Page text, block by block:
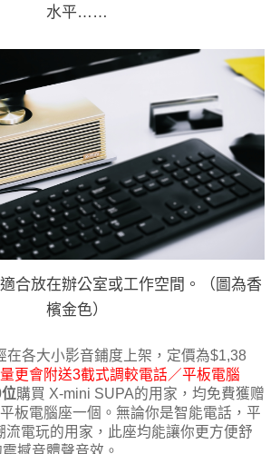
水平……
合放在辦公室或工作空間。（圖為香
檳金色）
在各大小影音鋪度上架，定價為$1,38
更會附送3截式調較電話／平板電腦
購買 X-mini SUPA的用家，均免費獲赠
板電腦座一個。無論你是智能電話，平
流電玩的用家，此座均能讓你更方便舒